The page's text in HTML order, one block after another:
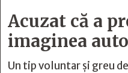
Acuzat că a
imaginea
Un tip voluntar și greu